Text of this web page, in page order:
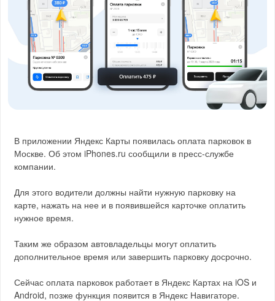
В приложении Яндекс Карты появилась оплата парковок в
Москве. Об этом iPhones.ru сообщили в пресс-службе
компании.
Для этого водители должны найти нужную парковку на
карте, нажать на нее и в появившейся карточке оплатить
нужное время.
Таким же образом автовладельцы могут оплатить
дополнительное время или завершить парковку досрочно.
Сейчас оплата парковок работает в Яндекс Картах на iOS и
Android, позже функция появится в Яндекс Навигаторе.